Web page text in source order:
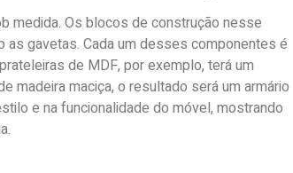
medida. Os blocos de construção nesse
gavetas. Cada um desses componentes é
de MDF, por exemplo, terá um
madeira maciça, o resultado será um armário
e na funcionalidade do móvel, mostrando